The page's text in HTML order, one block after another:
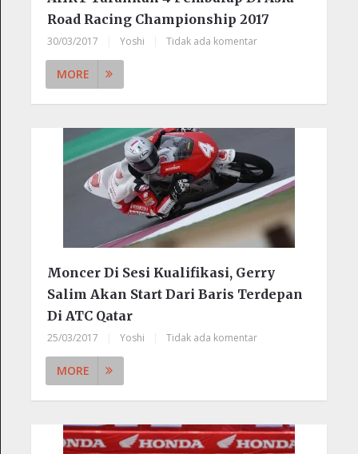
Road Racing Championship 2017
30/03/2017 Yoshi Tidak ada komentar
MORE
Moncer Di Sesi Kualifikasi, Gerry
Salim Akan Start Dari Baris Terdepan
Di ATC Qatar
25/03/2017 Yoshi Tidak ada komentar
MORE